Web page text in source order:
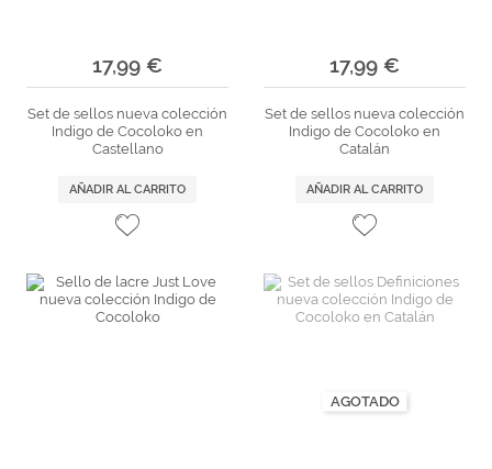
17,99 €
Set de sellos nueva colección
Indigo de Cocoloko en
Castellano
AÑADIR AL CARRITO
17,99 €
Set de sellos nueva colección
Indigo de Cocoloko en
Catalán
AÑADIR AL CARRITO
AGOTADO